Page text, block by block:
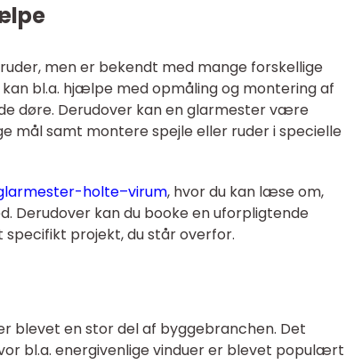
men er bekendt med mange forskellige
bl.a. hjælpe med opmåling og montering af
døre. Derudover kan en glarmester være
mål samt montere spejle eller ruder i specielle
holte–virum, hvor du kan læse om,
Derudover kan du booke en uforpligtende
projekt, du står overfor.
blevet en stor del af byggebranchen. Det
bl.a. energivenlige vinduer er blevet populært